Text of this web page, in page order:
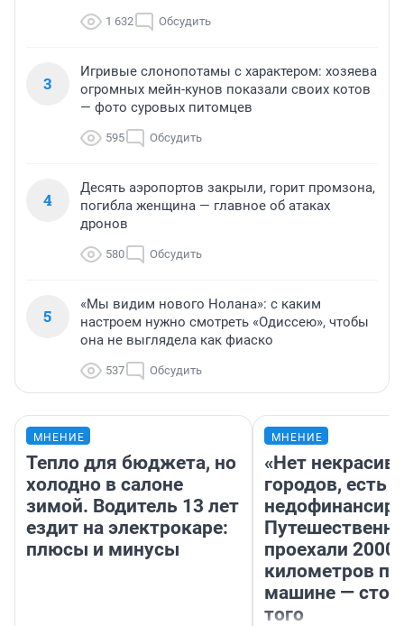
1 632 Обсудить
3
Игривые слонопотамы с характером: хозяева
огромных мейн-кунов показали своих котов
— фото суровых питомцев
595 Обсудить
4
Десять аэропортов закрыли, горит промзона,
погибла женщина — главное об атаках
дронов
580 Обсудить
5
«Мы видим нового Нолана»: с каким
настроем нужно смотреть «Одиссею», чтобы
она не выглядела как фиаско
537 Обсудить
МНЕНИЕ
Тепло для бюджета, но
холодно в салоне
зимой. Водитель 13 лет
ездит на электрокаре:
плюсы и минусы
МНЕНИЕ
«Нет
городов, есть
проехали 2000
километров по
машине —
того